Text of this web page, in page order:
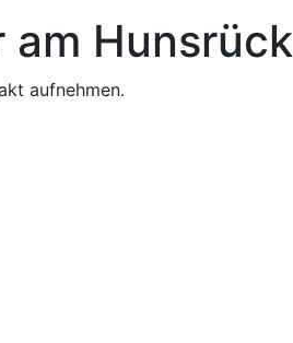
Hunsrück
aufnehmen.